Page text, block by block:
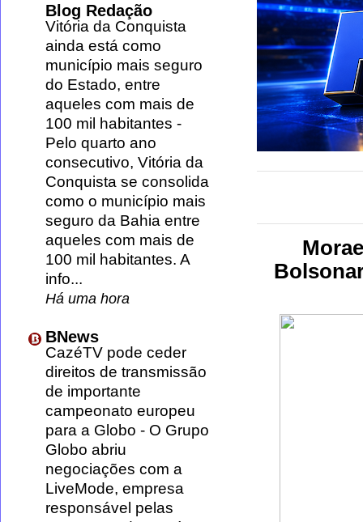
Blog Redação
Vitória da Conquista
ainda está como
município mais seguro
do Estado, entre
aqueles com mais de
100 mil habitantes -
Pelo quarto ano
consecutivo, Vitória da
Conquista se consolida
como o município mais
seguro da Bahia entre
aqueles com mais de
100 mil habitantes. A
info...
Há uma hora
BNews
CazéTV pode ceder
direitos de transmissão
de importante
campeonato europeu
para a Globo - O Grupo
Globo abriu
negociações com a
LiveMode, empresa
responsável pelas